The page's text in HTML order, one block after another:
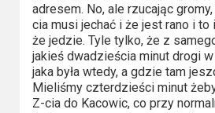
adresem. No, ale rzucając
cia musi jechać i że jest rano i to
że jedzie. Tyle tylko, że z
jakieś dwadzieścia minut drogi
jaka była wtedy, a gdzie tam
Mieliśmy czterdzieści minut
Z-cia do Kacowic, co przy